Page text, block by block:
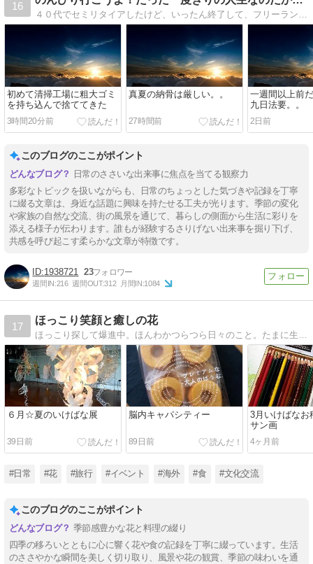
16
４０代でセミリタイアしたけど、いったん終了して、フリーランスとして働きだしたおじさんの妻と子供達との日常を綴ります。
初めて清掃工場に粗大ゴミ
を持ち込んで捨ててきた
3時間20分前
真夏の納骨は厳しい。。
27時間前
一週間以上前
九日法要。。
2日前
このブログのここがポイント
日常のささいな出来事に焦点を当てる観察力
多彩なトピックを扱いながらも、日常のちょっとした気づきや記録を丁寧
に綴る文章は、身近な話題に興味を持たせる工夫が光ります。季節の変化
や家族の自然な交流、街の風景を通じて、暮らしの側面から生活に彩りを
添える様子が伝わります。誰もが経験するさりげない出来事を掘り下げ、
共感を呼び起こす柔らかな文章が特徴です。
1938721 23
週間IN:216 週間OUT:312 月間IN:1084
17
ほっこり笑顔と癒しの花
６月☆夏のいけばな展
39日前
脳内キャパシティー
89日前
3月いけばなお
サン画
4ヶ月前
#日常 #花 #旅行 #イベント #海外 #食 #文化交流
このブログのここがポイント
季節感豊かな花と料理の綴り
四季の移ろいとともに心に響く花や食の記録を丁寧に綴っています。生活
のささやかな瞬間を美しく切り取り、風景や花の観賞、季節の味わいを通